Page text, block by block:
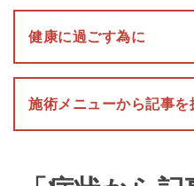
健康に過ごす為に
施術メニューから記事を